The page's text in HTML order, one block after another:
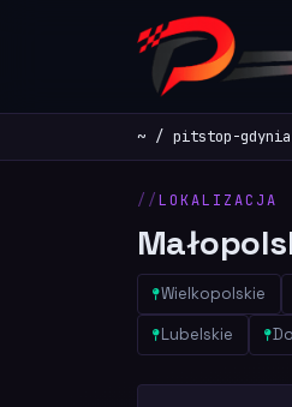
~ pitstop-
LOKALIZACJA
Wielkopolskie
Lubelskie